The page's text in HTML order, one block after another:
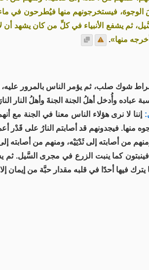
الوجوهَ، فيستخرجونهم منها فيُطرحون في ماء
ثم يشفع الأنبياء في كلِّ من كان يشهد أن
منها».
شوك صلب، ثم يؤمر الناس بالمرور عليه،
وأُدخل أهلُ الجنة الجنةَ وأهلُ النار النارَ،
إننا لا نرى هؤلاء الناس معنا في الجنة مع
منها. فيجدونهم قد أصابتم النارُ على
من أصابته إلى ثَدْيَيْه، ومنهم من أصابته
كما ينبت الزرع في مجرى السَّيل. ثم
فيها أحدًا في قلبه مقدار حبَّة من إيمان